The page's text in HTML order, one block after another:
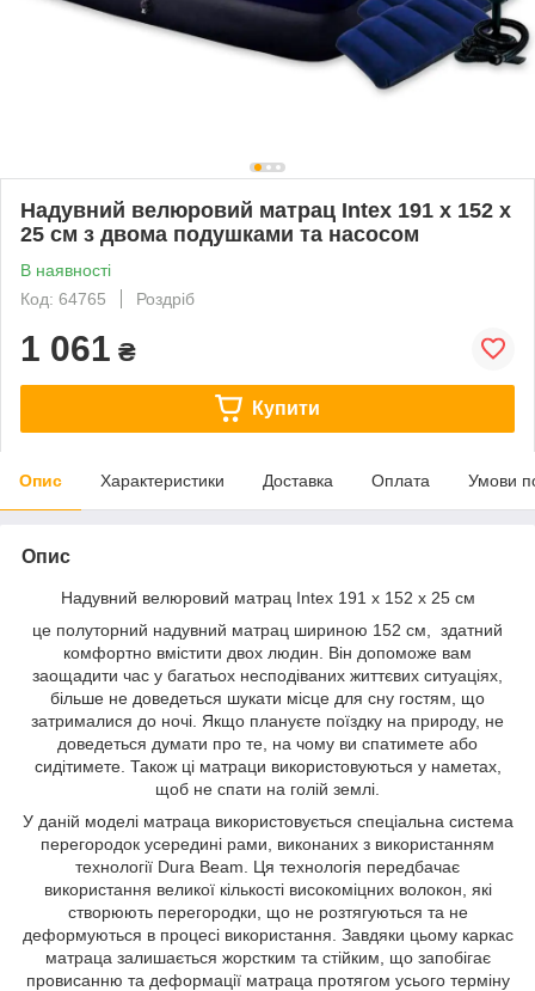
Надувний велюровий матрац Intex 191 x 152 x
25 см з двома подушками та насосом
В наявності
Код: 64765
Роздріб
1 061 ₴
Купити
Опис Характеристики Доставка Оплата Умови
Опис
Надувний велюровий матрац Intex 191 x 152 x 25 см
це полуторний надувний матрац шириною 152 см, здатний
комфортно вмістити двох людин. Він допоможе вам
заощадити час у багатьох несподіваних життєвих ситуаціях,
більше не доведеться шукати місце для сну гостям, що
затрималися до ночі. Якщо плануєте поїздку на природу, не
доведеться думати про те, на чому ви спатимете або
сидітимете. Також ці матраци використовуються у наметах,
щоб не спати на голій землі.
У даній моделі матраца використовується спеціальна система
перегородок усередині рами, виконаних з використанням
технології Dura Beam. Ця технологія передбачає
використання великої кількості високоміцних волокон, які
створюють перегородки, що не розтягуються та не
деформуються в процесі використання. Завдяки цьому каркас
матраца залишається жорстким та стійким, що запобігає
провисанню та деформації матраца протягом усього терміну